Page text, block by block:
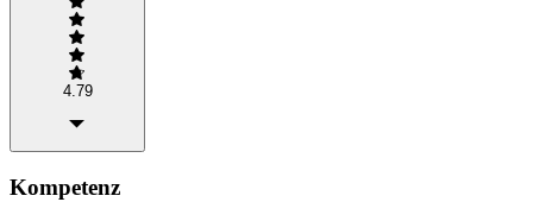
4.79
Kompetenz